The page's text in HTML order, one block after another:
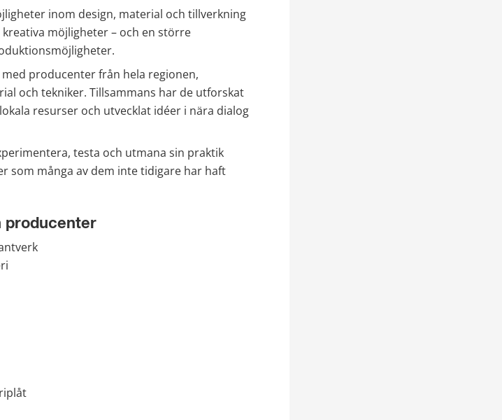
inom design, material och tillverkning
möjligheter – och en större
producenter från hela regionen,
och tekniker. Tillsammans har de utforskat
resurser och utvecklat idéer i nära dialog
testa och utmana sin praktik
som många av dem inte tidigare har haft
producenter